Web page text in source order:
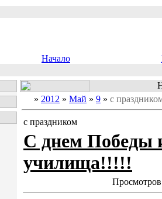
Начало
» 2012 » Май » 9 » с
с праздником
С днем Победы
училища!!!!!